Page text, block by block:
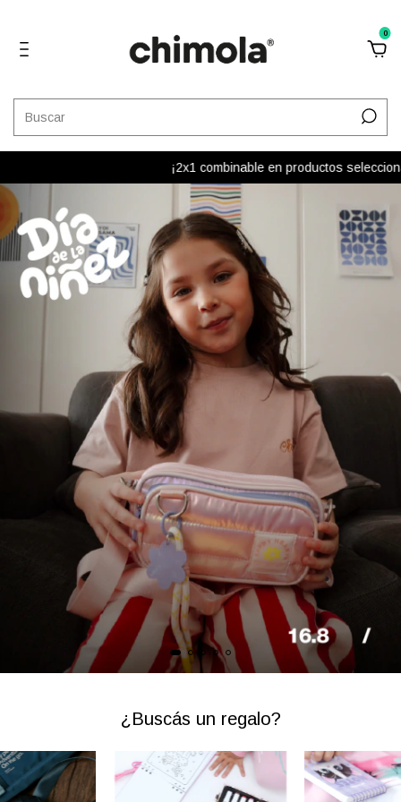
0
¡2x1 combinable en productos
¿Buscás un regalo?